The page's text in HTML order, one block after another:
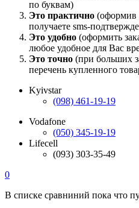
по буквам)
Это практично (оформив
получаете sms-
Это удобно (оформить
любое удобное для Вас
Это точно (при больших
перечень купленного
Kyivstar
(098) 461-19-19
Vodafone
(050) 345-19-19
Lifecell
(093) 303-35-49
0
В списке сравниний пока что